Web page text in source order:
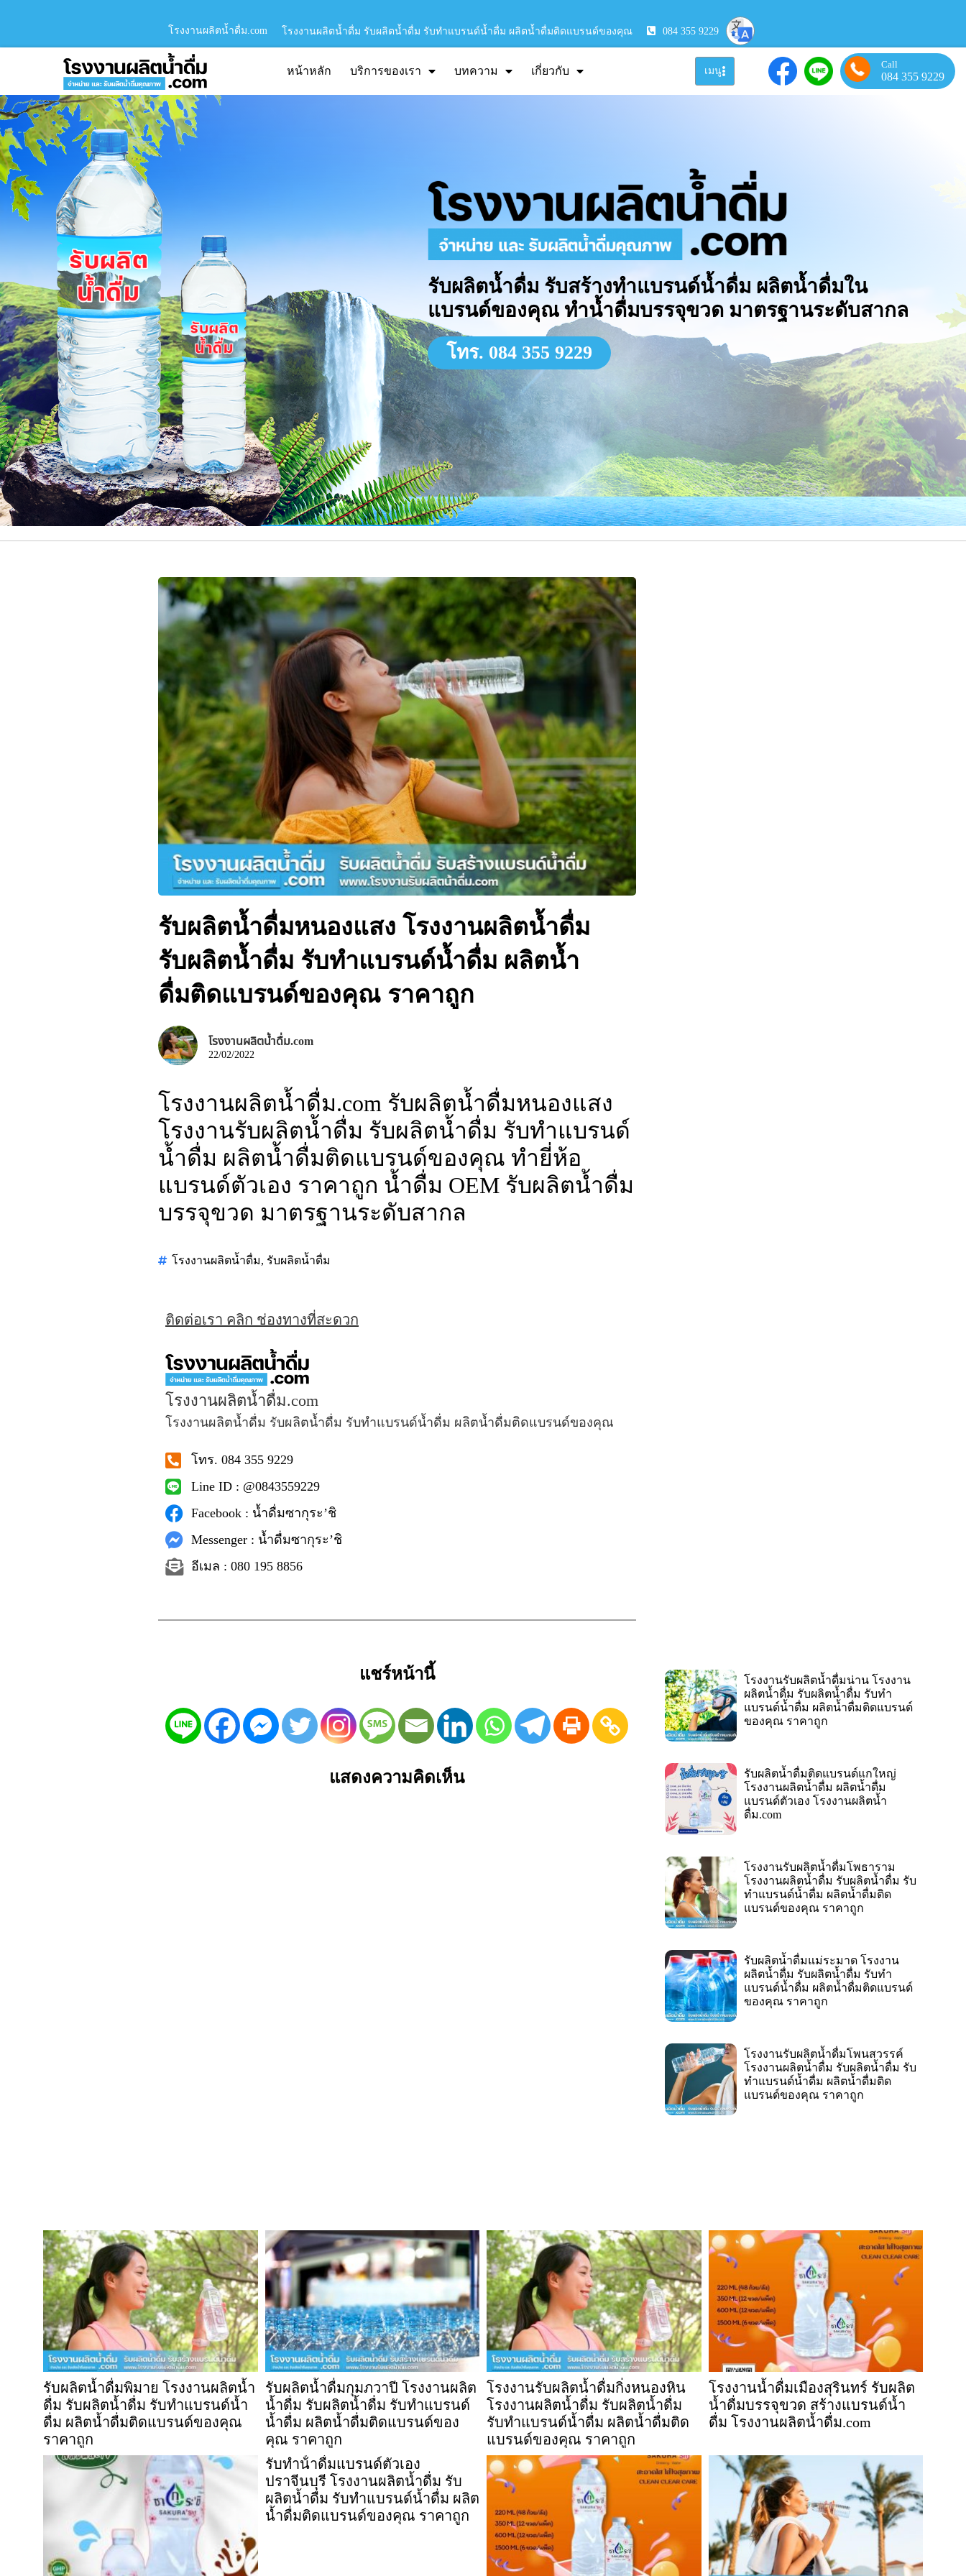
โรงงานผลิตน้ำดื่ม.com โรงงานผลิตน้ำดื่ม รับผลิตน้ำดื่ม รับทำแบรนด์น้ำดื่ม ผลิตน้ำดื่มติดแบรนด์ของคุณ 084 355 9229
หน้าหลัก บริการของเรา บทความ เกี่ยวกับ เมนู
Call
084 355 9229
รับผลิตน้ำดื่ม รับสร้างทำแบรนด์น้ำดื่ม ผลิตน้ำดื่มใน
แบรนด์ของคุณ ทำน้ำดื่มบรรจุขวด มาตรฐานระดับสากล
โทร. 084 355 9229
รับผลิตน้ำดื่มหนองแสง โรงงานผลิตน้ำดื่ม
รับผลิตน้ำดื่ม รับทำแบรนด์น้ำดื่ม ผลิตน้ำ
ดื่มติดแบรนด์ของคุณ ราคาถูก
โรงงานผลิตน้ำดื่ม.com
22/02/2022
โรงงานผลิตน้ำดื่ม.com รับผลิตน้ำดื่มหนองแสง
โรงงานรับผลิตน้ำดื่ม รับผลิตน้ำดื่ม รับทำแบรนด์
น้ำดื่ม ผลิตน้ำดื่มติดแบรนด์ของคุณ ทำยี่ห้อ
แบรนด์ตัวเอง ราคาถูก น้ำดื่ม OEM รับผลิตน้ำดื่ม
บรรจุขวด มาตรฐานระดับสากล
โรงงานผลิตน้ำดื่ม, รับผลิตน้ำดื่ม
ติดต่อเรา คลิก ช่องทางที่สะดวก
โรงงานผลิตน้ำดื่ม.com
โรงงานผลิตน้ำดื่ม รับผลิตน้ำดื่ม รับทำแบรนด์น้ำดื่ม ผลิตน้ำดื่มติดแบรนด์ของคุณ
โทร. 084 355 9229
Line ID : @0843559229
Facebook : น้ำดื่มซากุระ’ชิ
Messenger : น้ำดื่มซากุระ’ชิ
อีเมล : 080 195 8856
แชร์หน้านี้
แสดงความคิดเห็น
โรงงานรับผลิตน้ำดื่มน่าน โรงงาน
ผลิตน้ำดื่ม รับผลิตน้ำดื่ม รับทำ
แบรนด์น้ำดื่ม ผลิตน้ำดื่มติดแบรนด์
ของคุณ ราคาถูก
รับผลิตน้ำดื่มติดแบรนด์แกใหญ่
โรงงานผลิตน้ำดื่ม ผลิตน้ำดื่ม
แบรนด์ตัวเอง โรงงานผลิตน้ำ
ดื่ม.com
โรงงานรับผลิตน้ำดื่มโพธาราม
โรงงานผลิตน้ำดื่ม รับผลิตน้ำดื่ม รับ
ทำแบรนด์น้ำดื่ม ผลิตน้ำดื่มติด
แบรนด์ของคุณ ราคาถูก
รับผลิตน้ำดื่มแม่ระมาด โรงงาน
ผลิตน้ำดื่ม รับผลิตน้ำดื่ม รับทำ
แบรนด์น้ำดื่ม ผลิตน้ำดื่มติดแบรนด์
ของคุณ ราคาถูก
โรงงานรับผลิตน้ำดื่มโพนสวรรค์
โรงงานผลิตน้ำดื่ม รับผลิตน้ำดื่ม รับ
ทำแบรนด์น้ำดื่ม ผลิตน้ำดื่มติด
แบรนด์ของคุณ ราคาถูก
รับผลิตน้ำดื่มพิมาย โรงงานผลิตน้ำ
ดื่ม รับผลิตน้ำดื่ม รับทำแบรนด์น้ำ
ดื่ม ผลิตน้ำดื่มติดแบรนด์ของคุณ
ราคาถูก
รับผลิตน้ำดื่มกุมภวาปี โรงงานผลิต
น้ำดื่ม รับผลิตน้ำดื่ม รับทำแบรนด์
น้ำดื่ม ผลิตน้ำดื่มติดแบรนด์ของ
คุณ ราคาถูก
โรงงานรับผลิตน้ำดื่มกิ่งหนองหิน
โรงงานผลิตน้ำดื่ม รับผลิตน้ำดื่ม
รับทำแบรนด์น้ำดื่ม ผลิตน้ำดื่มติด
แบรนด์ของคุณ ราคาถูก
โรงงานน้ำดื่มเมืองสุรินทร์ รับผลิต
น้ำดื่มบรรจุขวด สร้างแบรนด์น้ำ
ดื่ม โรงงานผลิตน้ำดื่ม.com
รับทําน้ําดื่มแบรนด์ตัวเอง
ปราจีนบุรี โรงงานผลิตน้ำดื่ม รับ
ผลิตน้ำดื่ม รับทำแบรนด์น้ำดื่ม ผลิต
น้ำดื่มติดแบรนด์ของคุณ ราคาถูก